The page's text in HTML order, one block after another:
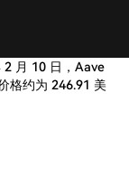
2 月 10 日，Aave
格约为 246.91 美